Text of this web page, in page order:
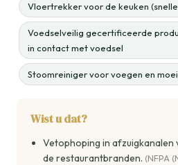
Vloertrekker voor de keuken
Voedselveilig gecertificeerde
in contact met voedsel
Stoomreiniger voor voegen en
Wist u dat?
Vetophoping in afzuigkanalen
de restaurantbranden. (NFPA